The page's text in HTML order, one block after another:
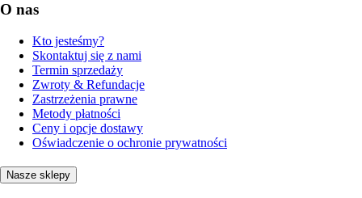
O nas
Kto jesteśmy?
Skontaktuj się z nami
Termin sprzedaży
Zwroty & Refundacje
Zastrzeżenia prawne
Metody płatności
Ceny i opcje dostawy
Oświadczenie o ochronie prywatności
Nasze sklepy